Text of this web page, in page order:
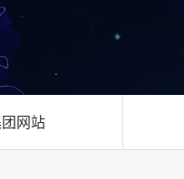
网站